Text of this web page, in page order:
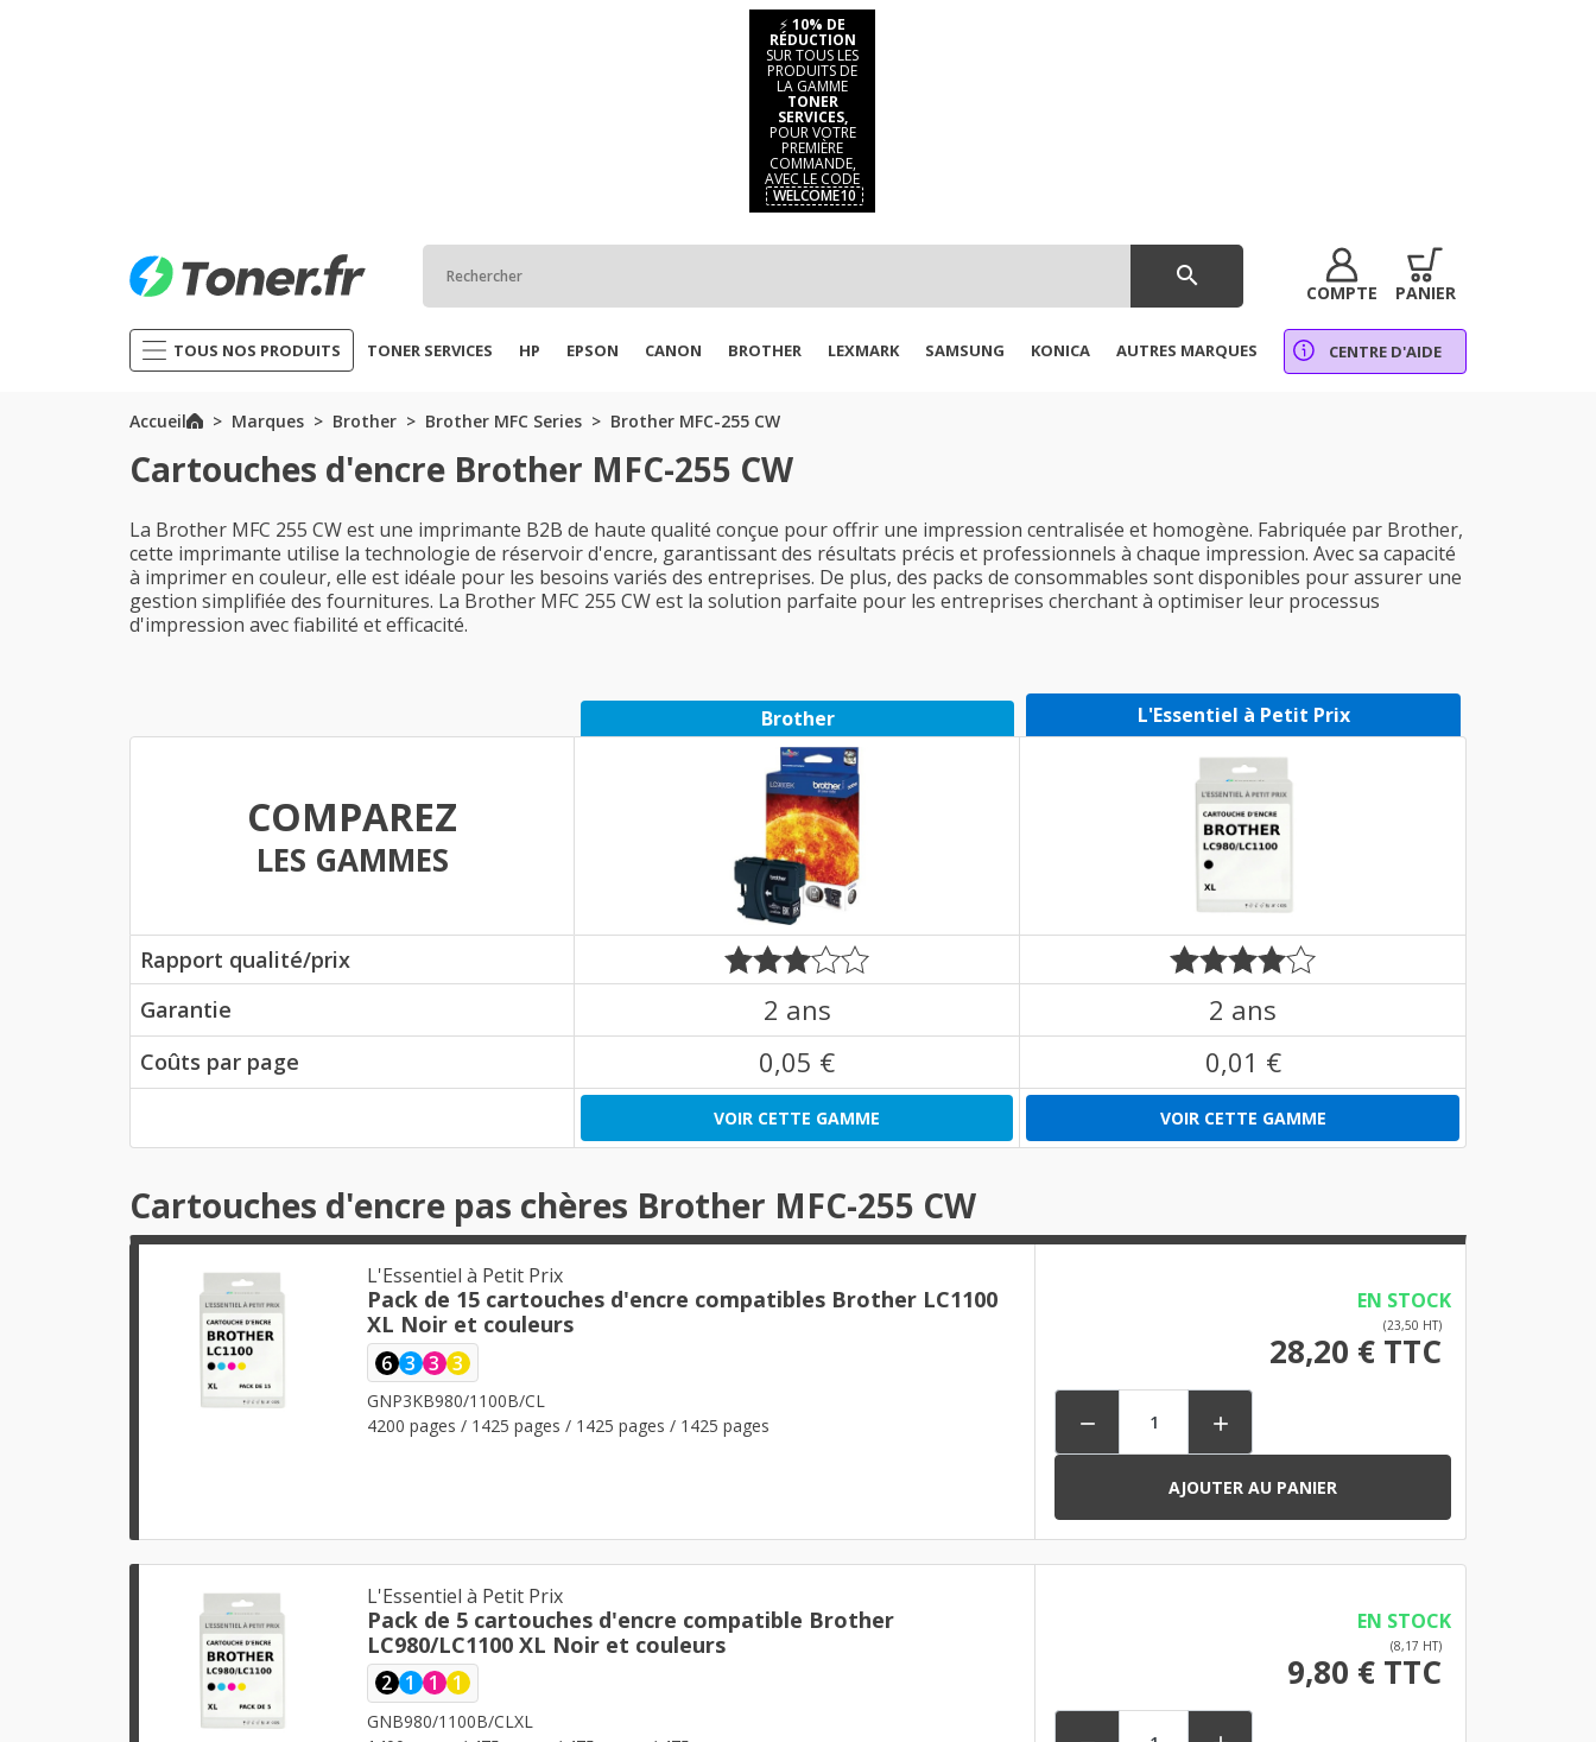
⚡ 10% DE
RÉDUCTION
SUR TOUS LES
PRODUITS DE
LA GAMME
TONER
SERVICES,
POUR VOTRE
PREMIÈRE
COMMANDE,
AVEC LE CODE
WELCOME10
search
COMPTE PANIER
TOUS NOS PRODUITS TONER SERVICES HP EPSON CANON BROTHER LEXMARK SAMSUNG KONICA AUTRES MARQUES CENTRE D'AIDE
Accueil Marques Brother Brother MFC Series Brother MFC-255 CW
Cartouches d'encre Brother MFC-255 CW
La Brother MFC 255 CW est une imprimante B2B de haute qualité conçue pour offrir une impression centralisée et homogène. Fabriquée par Brother,
cette imprimante utilise la technologie de réservoir d'encre, garantissant des résultats précis et professionnels à chaque impression. Avec sa capacité
à imprimer en couleur, elle est idéale pour les besoins variés des entreprises. De plus, des packs de consommables sont disponibles pour assurer une
gestion simplifiée des fournitures. La Brother MFC 255 CW est la solution parfaite pour les entreprises cherchant à optimiser leur processus
d'impression avec fiabilité et efficacité.
Brother L'Essentiel à Petit Prix
COMPAREZ
LES GAMMES
Rapport qualité/prix
Garantie
2 ans 2 ans
Coûts par page 0,05 € 0,01 €
VOIR CETTE GAMME VOIR CETTE GAMME
Cartouches d'encre pas chères Brother MFC-255 CW
L'Essentiel à Petit Prix
Pack de 15 cartouches d'encre compatibles Brother LC1100
XL Noir et couleurs
6 3 3 3
GNP3KB980/1100B/CL
4200 pages / 1425 pages / 1425 pages / 1425 pages
EN STOCK
(23,50 HT)
28,20 € TTC
 
AJOUTER AU PANIER
L'Essentiel à Petit Prix
Pack de 5 cartouches d'encre compatible Brother
LC980/LC1100 XL Noir et couleurs
2 1 1 1
GNB980/1100B/CLXL
EN STOCK
(8,17 HT)
9,80 € TTC